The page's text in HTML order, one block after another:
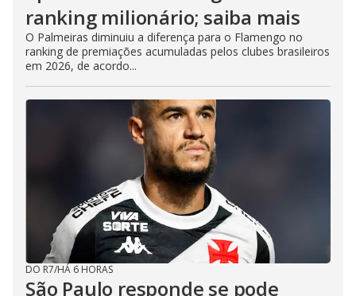
ranking milionário; saiba mais
O Palmeiras diminuiu a diferença para o Flamengo no
ranking de premiações acumuladas pelos clubes brasileiros
em 2026, de acordo...
DO R7/HÁ 6 HORAS
São Paulo responde se pode